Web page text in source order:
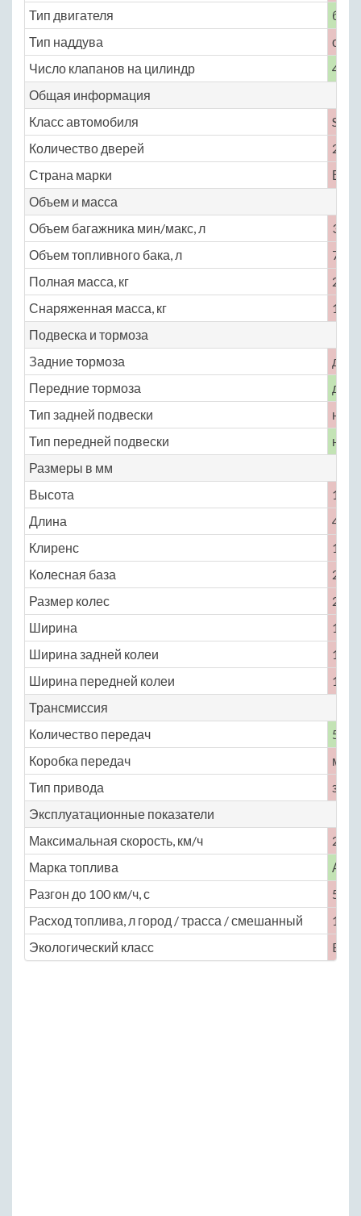
Тип двигателя
Тип наддува
Число клапанов на цилиндр
4
Общая информация
Класс автомобиля
S
Количество дверей
2
Страна марки
Объем и масса
Объем багажника мин/макс, л
327
Объем топливного бака, л
75
Полная масса, кг
2010
Снаряженная масса, кг
1715
Подвеска и тормоза
Задние тормоза
Передние тормоза
Тип задней подвески
Тип передней подвески
Размеры в мм
Высота
1296
Длина
4760
Клиренс
145
Колесная база
2588
Размер колес
245
Ширина
1829
Ширина задней колеи
1498
Ширина передней колеи
1504
Трансмиссия
Количество передач
5
Коробка передач
Тип привода
Эксплуатационные показатели
Максимальная скорость, км/ч
250
Марка топлива
АИ-
Разгон до 100 км/ч, с
5.4
Расход топлива, л город / трасса / смешанный
18 /
Экологический класс
Euro